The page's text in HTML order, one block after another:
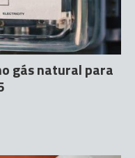
gás natural para